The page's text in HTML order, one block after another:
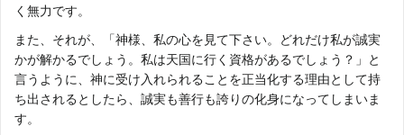
く無力です。
また、それが、「神様、私の心を見て下さい。どれだけ私が誠実
かが解かるでしょう。私は天国に行く資格があるでしょう？」と
言うように、神に受け入れられることを正当化する理由として持
ち出されるとしたら、誠実も善行も誇りの化身になってしまいま
す。